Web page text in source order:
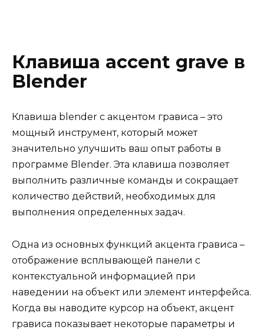
Клавиша accent grave в
Blender
Клавиша blender с акцентом грависа – это
мощный инструмент, который может
значительно улучшить ваш опыт работы в
программе Blender. Эта клавиша позволяет
выполнить различные команды и сокращает
количество действий, необходимых для
выполнения определенных задач.
Одна из основных функций акцента грависа –
отображение всплывающей панели с
контекстуальной информацией при
наведении на объект или элемент интерфейса.
Когда вы наводите курсор на объект, акцент
грависа показывает некоторые параметры и